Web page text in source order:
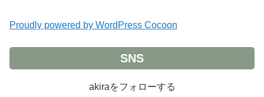
Proudly powered by WordPress Cocoon
SNS
akiraをフォローする